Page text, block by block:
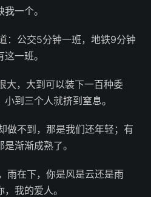
一个。
：公交5分钟一班，地铁9分钟
一班。
大，大到可以装下一百种委
到三个人就挤到窒息。
做不到，那是我们还年轻；有
渐渐成熟了。
雨在下，你是风是云还是雨
我的爱人。